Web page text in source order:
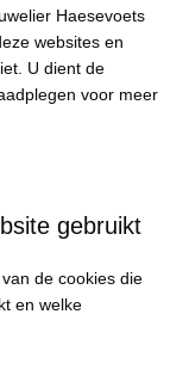
Haesevoets
websites en
U dient de
voor meer
gebruikt
de cookies die
en welke